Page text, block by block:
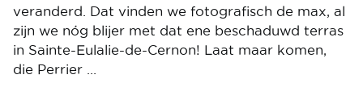
veranderd. Dat vinden we fotografisch de max, al
zijn we nóg blijer met dat ene beschaduwd terras
in Sainte-Eulalie-de-Cernon! Laat maar komen,
die Perrier …